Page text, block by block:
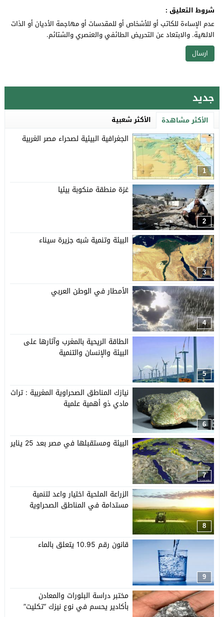
شروط التعليق :
عدم الإساءة للكاتب أو للأشخاص أو للمقدسات أو مهاجمة الأديان أو الذات
الالهية. والابتعاد عن التحريض الطائفي والعنصري والشتائم.
جديد
الأكثر مشاهدة الأكثر شعبية
1
الجغرافية البيئية لصحراء مصر الغربية
2
غزة منطقة منكوبة بيئيا
3
البيئة وتنمية شبه جزيرة سيناء
4
الأمطار في الوطن العربي
5
الطاقة الريحية بالمغرب وآثارها على
البيئة والإنسان والتنمية
6
نيازك المناطق الصحراوية المغربية : تراث
مادي ذو أهمية علمية
7
البيئة ومستقبلها في مصر بعد 25 يناير
8
الزراعة الملحية اختيار واعد لتنمية
مستدامة في المناطق الصحراوية
9
قانون رقم 10.95 يتعلق بالماء
مختبر دراسة البلورات والمعادن
بأكادير يحسم في نوع نيزك “تكليت”